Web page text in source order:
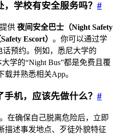
学校有安全服务吗？ #
供 夜间安全巴士（Night Safety
Escort） 。你可以通过学
预约。例如，悉尼大学的
大学的“Night Bus”都是免费且覆
并熟悉相关App。
机，应该先做什么？ #
。在确保自己脱离危险后，立即
描述事发地点、歹徒外貌特征